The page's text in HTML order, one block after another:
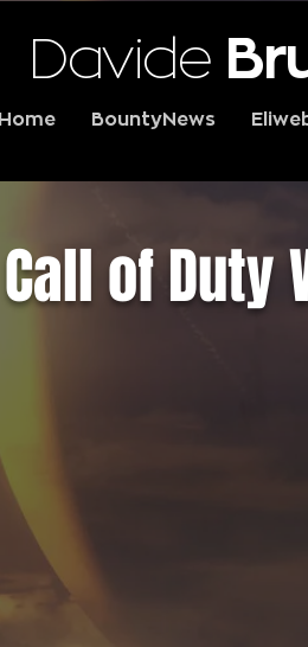
Davide
Home BountyNews
Call of Duty